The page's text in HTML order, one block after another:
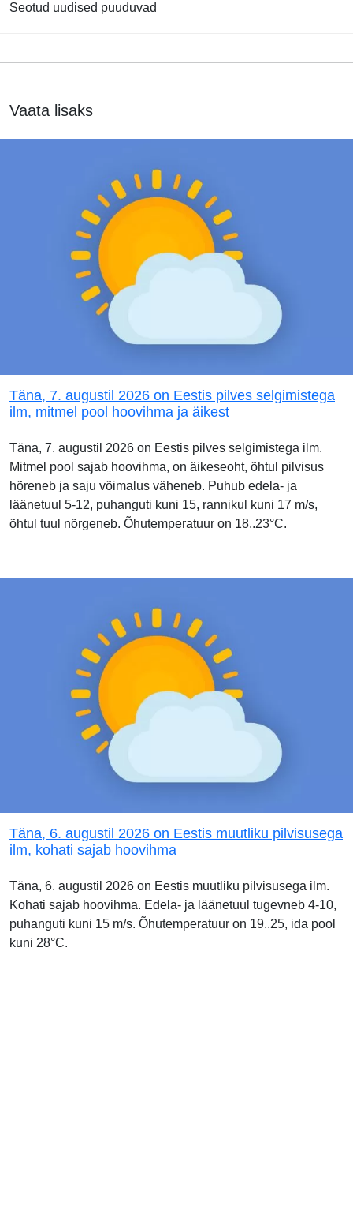
Seotud uudised puuduvad
Vaata lisaks
Täna, 7. augustil 2026 on Eestis pilves selgimistega
ilm, mitmel pool hoovihma ja äikest
Täna, 7. augustil 2026 on Eestis pilves selgimistega ilm.
Mitmel pool sajab hoovihma, on äikeseoht, õhtul pilvisus
hõreneb ja saju võimalus väheneb. Puhub edela- ja
läänetuul 5-12, puhanguti kuni 15, rannikul kuni 17 m/s,
õhtul tuul nõrgeneb. Õhutemperatuur on 18..23°C.
Täna, 6. augustil 2026 on Eestis muutliku pilvisusega
ilm, kohati sajab hoovihma
Täna, 6. augustil 2026 on Eestis muutliku pilvisusega ilm.
Kohati sajab hoovihma. Edela- ja läänetuul tugevneb 4-10,
puhanguti kuni 15 m/s. Õhutemperatuur on 19..25, ida pool
kuni 28°C.